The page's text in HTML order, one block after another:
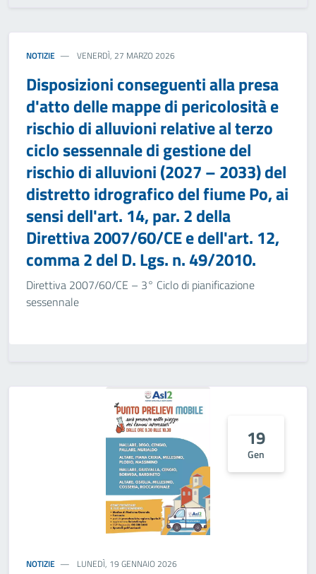
NOTIZIE VENERDÌ, 27 MARZO 2026
Disposizioni conseguenti alla presa
d'atto delle mappe di pericolosità e
rischio di alluvioni relative al terzo
ciclo sessennale di gestione del
rischio di alluvioni (2027 – 2033) del
distretto idrografico del fiume Po, ai
sensi dell'art. 14, par. 2 della
Direttiva 2007/60/CE e dell'art. 12,
comma 2 del D. Lgs. n. 49/2010.
Direttiva 2007/60/CE – 3° Ciclo di pianificazione
sessennale
19
Gen
NOTIZIE LUNEDÌ, 19 GENNAIO 2026